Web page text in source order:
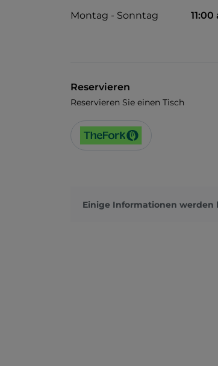
Montag - Sonntag
Reservieren
Reservieren Sie einen Tisch
Einige Informationen werden